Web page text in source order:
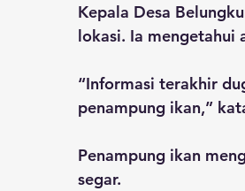
Kepala Desa
lokasi. Ia mengetahui
“Informasi terakhir
penampung ikan,”
Penampung ikan
segar.